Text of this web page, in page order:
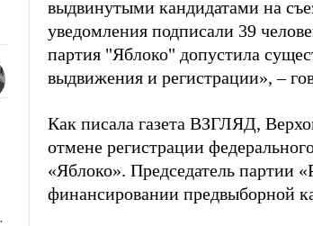
выдвинутыми кандидатами на
уведомления подписали 39
партия "Яблоко" допустила
выдвижения и регистрации», –
Как писала газета ВЗГЛЯД,
отмене регистрации
«Яблоко». Председатель партии
финансировании предвыборной